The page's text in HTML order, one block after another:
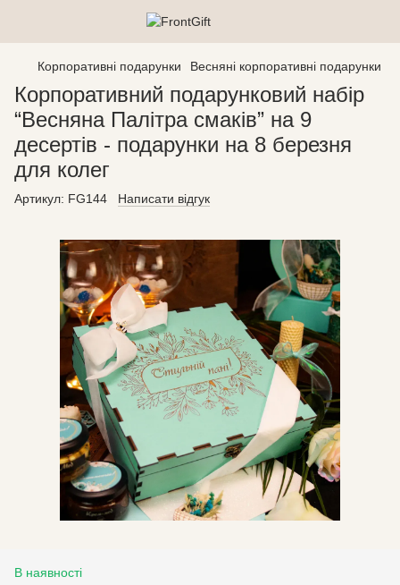
Корпоративні подарунки Весняні корпоративні подарунки
Корпоративний подарунковий набір
“Весняна Палітра смаків” на 9
десертів - подарунки на 8 березня
для колег
Артикул: FG144 Написати відгук
В наявності